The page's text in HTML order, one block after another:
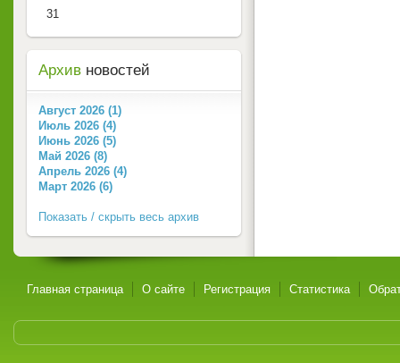
31
Архив новостей
Август 2026 (1)
Июль 2026 (4)
Июнь 2026 (5)
Май 2026 (8)
Апрель 2026 (4)
Март 2026 (6)
Показать / скрыть весь архив
Главная страница О сайте Регистрация Статистика